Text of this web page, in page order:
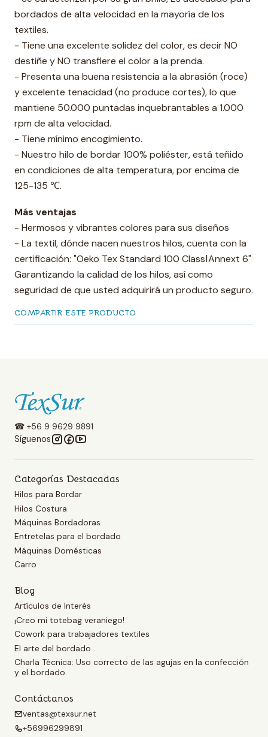
bordados de alta velocidad en la mayoría de los
textiles.
- Tiene una excelente solidez del color, es decir NO
destiñe y NO transfiere el color a la prenda.
- Presenta una buena resistencia a la abrasión (roce)
y excelente tenacidad (no produce cortes), lo que
mantiene 50.000 puntadas inquebrantables a 1.000
rpm de alta velocidad.
- Tiene mínimo encogimiento.
- Nuestro hilo de bordar 100% poliéster, está teñido
en condiciones de alta temperatura, por encima de
125-135 ℃.
Más ventajas
- Hermosos y vibrantes colores para sus diseños
- La textil, dónde nacen nuestros hilos, cuenta con la
certificación: "Oeko Tex Standard 100 ClassⅠAnnext 6"
Garantizando la calidad de los hilos, así como
seguridad de que usted adquirirá un producto seguro.
COMPARTIR ESTE PRODUCTO
☎ +56 9 9629 9891
Síguenos
Categorías Destacadas
Hilos para Bordar
Hilos Costura
Máquinas Bordadoras
Entretelas para el bordado
Máquinas Domésticas
Carro
Blog
Artículos de Interés
¡Creo mi totebag veraniego!
Cowork para trabajadores textiles
El arte del bordado
Charla Técnica: Uso correcto de las agujas en la confección
y el bordado.
Contáctanos
ventas@texsur.net
+56996299891